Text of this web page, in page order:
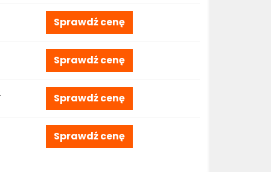
Sprawdź cenę
Sprawdź cenę
Sprawdź cenę
Sprawdź cenę